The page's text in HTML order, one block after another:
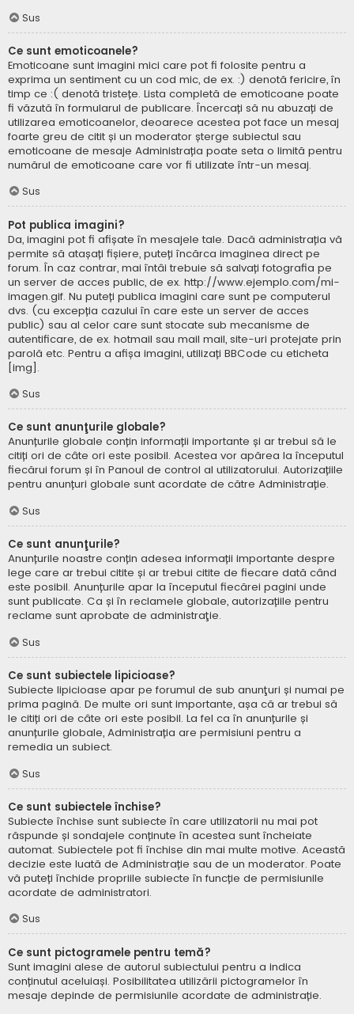
Sus
Ce sunt emoticoanele?
Emoticoane sunt imagini mici care pot fi folosite pentru a
exprima un sentiment cu un cod mic, de ex. :) denotă fericire, în
timp ce :( denotă tristețe. Lista completă de emoticoane poate
fi văzută în formularul de publicare. Încercați să nu abuzați de
utilizarea emoticoanelor, deoarece acestea pot face un mesaj
foarte greu de citit și un moderator șterge subiectul sau
emoticoane de mesaje Administrația poate seta o limită pentru
numărul de emoticoane care vor fi utilizate într-un mesaj.
Sus
Pot publica imagini?
Da, imagini pot fi afișate în mesajele tale. Dacă administrația vă
permite să atașați fișiere, puteți încărca imaginea direct pe
forum. În caz contrar, mai întâi trebuie să salvați fotografia pe
un server de acces public, de ex. http://www.ejemplo.com/mi-
imagen.gif. Nu puteți publica imagini care sunt pe computerul
dvs. (cu excepția cazului în care este un server de acces
public) sau al celor care sunt stocate sub mecanisme de
autentificare, de ex. hotmail sau mail mail, site-uri protejate prin
parolă etc. Pentru a afișa imagini, utilizați BBCode cu eticheta
[img].
Sus
Ce sunt anunţurile globale?
Anunțurile globale conțin informații importante și ar trebui să le
citiți ori de câte ori este posibil. Acestea vor apărea la începutul
fiecărui forum și în Panoul de control al utilizatorului. Autorizațiile
pentru anunțuri globale sunt acordate de către Administrație.
Sus
Ce sunt anunţurile?
Anunțurile noastre conțin adesea informații importante despre
lege care ar trebui citite și ar trebui citite de fiecare dată când
este posibil. Anunțurile apar la începutul fiecărei pagini unde
sunt publicate. Ca și în reclamele globale, autorizațiile pentru
reclame sunt aprobate de administraţie.
Sus
Ce sunt subiectele lipicioase?
Subiecte lipicioase apar pe forumul de sub anunţuri și numai pe
prima pagină. De multe ori sunt importante, așa că ar trebui să
le citiți ori de câte ori este posibil. La fel ca în anunțurile și
anunțurile globale, Administrația are permisiuni pentru a
remedia un subiect.
Sus
Ce sunt subiectele închise?
Subiecte închise sunt subiecte în care utilizatorii nu mai pot
răspunde și sondajele conținute în acestea sunt încheiate
automat. Subiectele pot fi închise din mai multe motive. Această
decizie este luată de Administrație sau de un moderator. Poate
vă puteți închide propriile subiecte în funcție de permisiunile
acordate de administratori.
Sus
Ce sunt pictogramele pentru temă?
Sunt imagini alese de autorul subiectului pentru a indica
conținutul aceluiași. Posibilitatea utilizării pictogramelor în
mesaje depinde de permisiunile acordate de administrație.